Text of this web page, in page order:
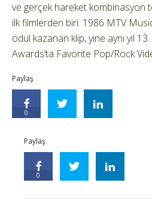
ve gerçek hareket kombinasyon
ilk filmlerden biri. 1986 MTV
ödül kazanan klip, yine aynı yıl
Awards’ta Favorite Pop/Rock
Paylaş
0
Paylaş
0